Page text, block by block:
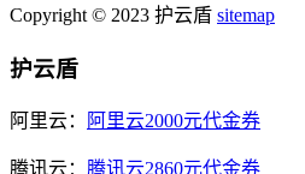
Copyright © 2023 护云盾 sitemap
护云盾
阿里云： 阿里云2000元代金券
腾讯云： 腾讯云2860元代金券